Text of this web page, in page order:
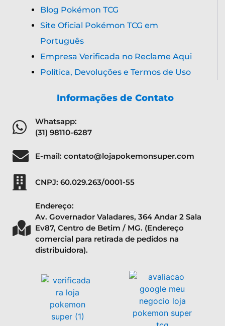
Blog Pokémon TCG
Site Oficial Pokémon TCG em
Português
Empresa Verificada no Reclame Aqui
Política, Devoluções e Termos de Uso
Informações de Contato
Whatsapp:
(31) 98110-6287
E-mail: contato@lojapokemonsuper.com
CNPJ: 60.029.263/0001-55
Endereço:
Av. Governador Valadares, 364 Andar 2 Sala
Ev87, Centro de Betim / MG. (Endereço
comercial para retirada de pedidos na
distribuidora).